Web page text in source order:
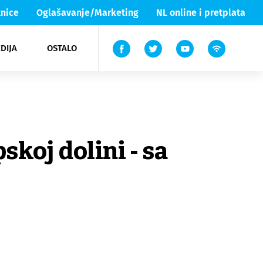
Oglašavanje/Marketing NL online i pretplata
OSTALO
Lika & Senj
TV
dolini - sa